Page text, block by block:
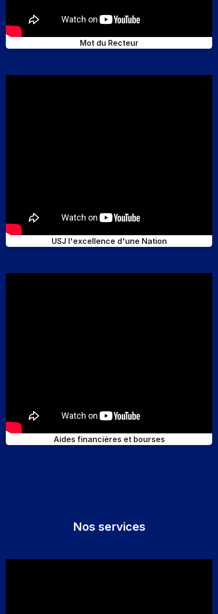
Mot du Recteur
USJ l'excellence d'une Nation
Aides financières et bourses
Nos services